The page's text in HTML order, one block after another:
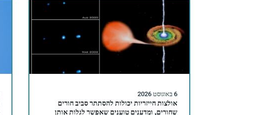
6 באוגוסט 2026
אולצות חייזריות יכולות להסתתר סביב חורים
שחורים, ומדענים טוענים שאפשר לגלות אותן